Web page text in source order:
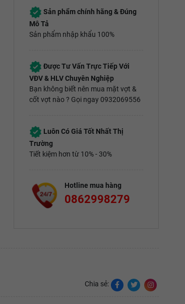
Sản phẩm chính hãng & Đúng
Mô Tả
Sản phẩm nhập khẩu 100%
Được Tư Vấn Trực Tiếp Với
VĐV & HLV Chuyên Nghiệp
Bạn không biết nên mua mặt vợt &
cốt vợt nào ? Gọi ngay 0932069556
Luôn Có Giá Tốt Nhất Thị
Trường
Tiết kiệm hơn từ 10% - 30%
Hotline mua hàng
0862998279
Chia sẻ: